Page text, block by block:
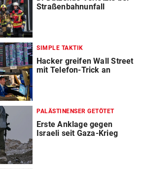
Straßenbahnunfall
SIMPLE TAKTIK
Hacker greifen Wall Street
mit Telefon-Trick an
PALÄSTINENSER GETÖTET
Erste Anklage gegen
Israeli seit Gaza-Krieg